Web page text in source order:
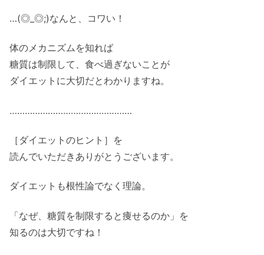
…(◎_◎;)なんと、コワい！
体のメカニズムを知れば
糖質は制限して、食べ過ぎないことが
ダイエットに大切だとわかりますね。
…………………………………………
［ダイエットのヒント］を
読んでいただきありがとうございます。
ダイエットも根性論でなく理論。
「なぜ、糖質を制限すると痩せるのか」を
知るのは大切ですね！